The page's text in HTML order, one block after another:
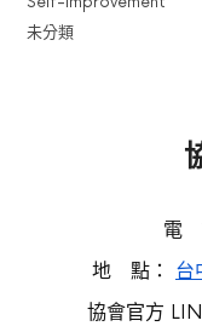
未分類
電
地 點： 台
協會官方